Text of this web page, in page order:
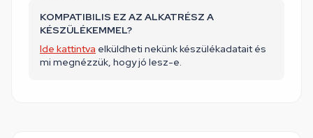
KOMPATIBILIS EZ AZ ALKATRÉSZ A
KÉSZÜLÉKEMMEL?
Ide kattintva elküldheti nekünk készülékadatait és
mi megnézzük, hogy jó lesz-e.